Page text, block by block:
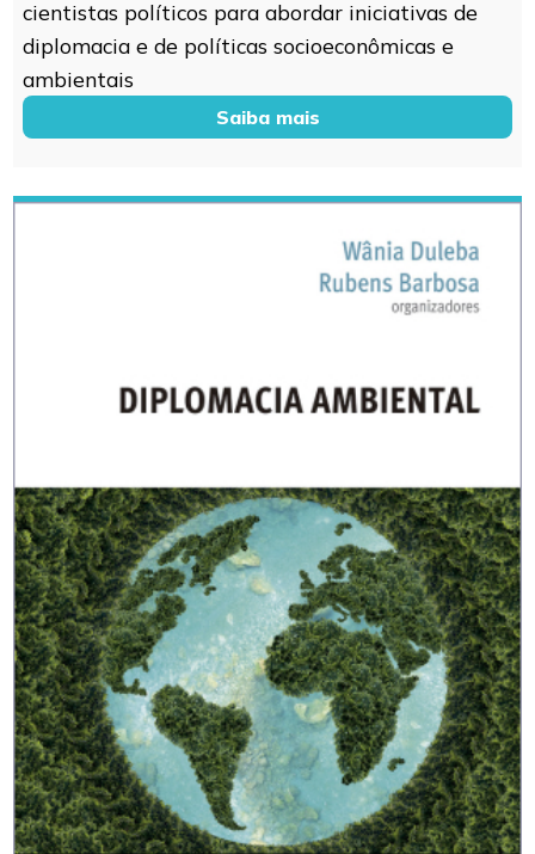
cientistas políticos para abordar iniciativas de
diplomacia e de políticas socioeconômicas e
ambientais
Saiba mais